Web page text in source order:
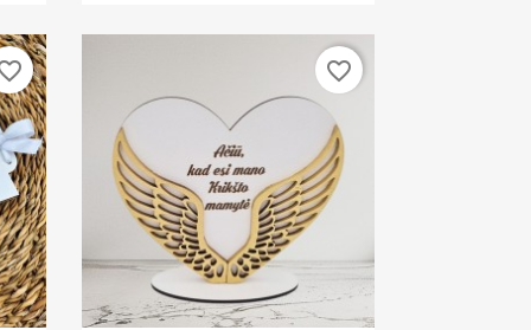
favorite_border